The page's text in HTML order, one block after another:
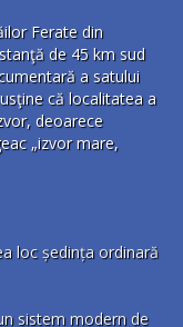
Ferate din
de 45 km sud
a satului
că localitatea a
deoarece
„izvor mare,
loc ședința ordinară
sistem modern de